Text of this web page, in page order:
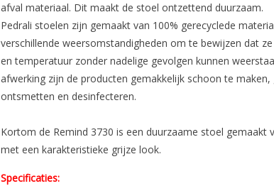
afval materiaal. Dit maakt de stoel ontzettend duurzaam.
Pedrali stoelen zijn gemaakt van 100% gerecyclede
verschillende weersomstandigheden om te bewijzen dat
en temperatuur zonder nadelige gevolgen kunnen
afwerking zijn de producten gemakkelijk schoon te
ontsmetten en desinfecteren.
Kortom de Remind 3730 is een duurzaame stoel gemaakt
met een karakteristieke grijze look.
Specificaties: